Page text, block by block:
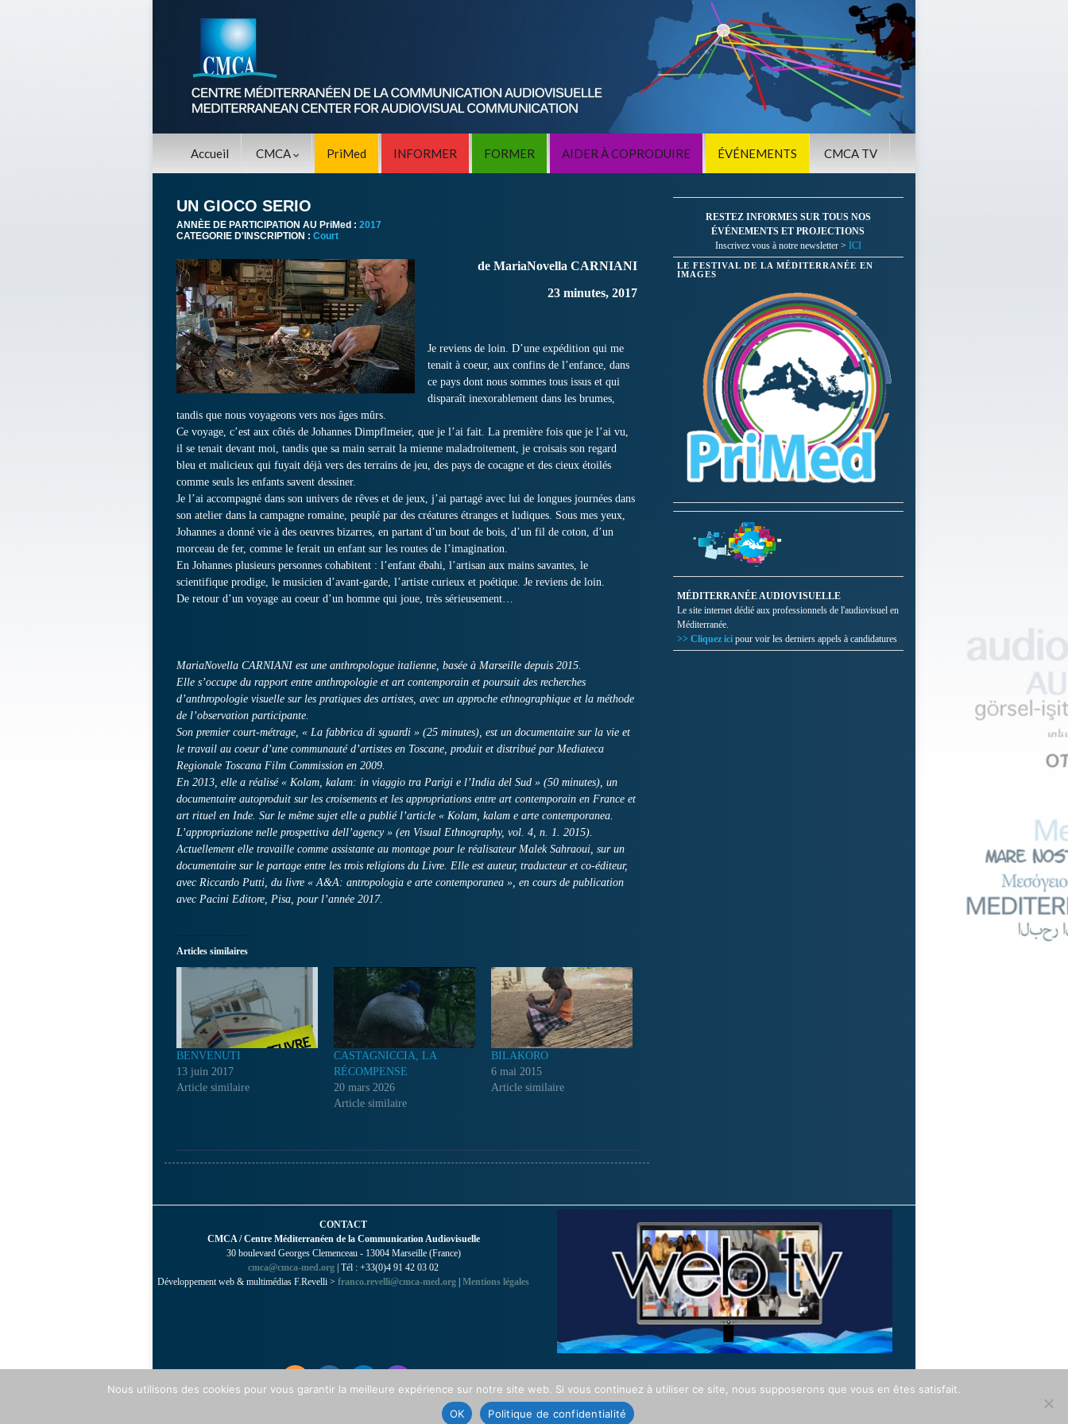
Accueil CMCA PriMed INFORMER FORMER AIDER À COPRODUIRE ÉVÉNEMENTS CMCA TV
UN GIOCO SERIO
ANNÈE DE PARTICIPATION AU PriMed : 2017
CATEGORIE D'INSCRIPTION : Court
de MariaNovella CARNIANI
23 minutes, 2017
Je reviens de loin. D’une expédition qui me
tenait à coeur, aux confins de l’enfance, dans
ce pays dont nous sommes tous issus et qui
disparaît inexorablement dans les brumes,
tandis que nous voyageons vers nos âges mûrs.
Ce voyage, c’est aux côtés de Johannes Dimpflmeier, que je l’ai fait. La première fois que je l’ai vu,
il se tenait devant moi, tandis que sa main serrait la mienne maladroitement, je croisais son regard
bleu et malicieux qui fuyait déjà vers des terrains de jeu, des pays de cocagne et des cieux étoilés
comme seuls les enfants savent dessiner.
Je l’ai accompagné dans son univers de rêves et de jeux, j’ai partagé avec lui de longues journées dans
son atelier dans la campagne romaine, peuplé par des créatures étranges et ludiques. Sous mes yeux,
Johannes a donné vie à des oeuvres bizarres, en partant d’un bout de bois, d’un fil de coton, d’un
morceau de fer, comme le ferait un enfant sur les routes de l’imagination.
En Johannes plusieurs personnes cohabitent : l’enfant ébahi, l’artisan aux mains savantes, le
scientifique prodige, le musicien d’avant-garde, l’artiste curieux et poétique. Je reviens de loin.
De retour d’un voyage au coeur d’un homme qui joue, très sérieusement…
MariaNovella CARNIANI est une anthropologue italienne, basée à Marseille depuis 2015.
Elle s’occupe du rapport entre anthropologie et art contemporain et poursuit des recherches
d’anthropologie visuelle sur les pratiques des artistes, avec un approche ethnographique et la méthode
de l’observation participante.
Son premier court-métrage, « La fabbrica di sguardi » (25 minutes), est un documentaire sur la vie et
le travail au coeur d’une communauté d’artistes en Toscane, produit et distribué par Mediateca
Regionale Toscana Film Commission en 2009.
En 2013, elle a réalisé « Kolam, kalam: in viaggio tra Parigi e l’India del Sud » (50 minutes), un
documentaire autoproduit sur les croisements et les appropriations entre art contemporain en France et
art rituel en Inde. Sur le même sujet elle a publié l’article « Kolam, kalam e arte contemporanea.
L’appropriazione nelle prospettiva dell’agency » (en Visual Ethnography, vol. 4, n. 1. 2015).
Actuellement elle travaille comme assistante au montage pour le réalisateur Malek Sahraoui, sur un
documentaire sur le partage entre les trois religions du Livre. Elle est auteur, traducteur et co-éditeur,
avec Riccardo Putti, du livre « A&A: antropologia e arte contemporanea », en cours de publication
avec Pacini Editore, Pisa, pour l’année 2017.
Articles similaires
BENVENUTI
13 juin 2017
Article similaire
CASTAGNICCIA, LA
RÉCOMPENSE
20 mars 2026
Article similaire
BILAKORO
6 mai 2015
Article similaire
RESTEZ INFORMES SUR TOUS NOS
ÉVÉNEMENTS ET PROJECTIONS
Inscrivez vous à notre newsletter > ICI
LE FESTIVAL DE LA MÉDITERRANÉE EN
IMAGES
MÉDITERRANÉE AUDIOVISUELLE
Le site internet dédié aux professionnels de l'audiovisuel en
Méditerranée.
>> Cliquez ici pour voir les derniers appels à candidatures
CONTACT
CMCA / Centre Méditerranéen de la Communication Audiovisuelle
30 boulevard Georges Clemenceau - 13004 Marseille (France)
cmca@cmca-med.org | Tél : +33(0)4 91 42 03 02
Développement web & multimédias F.Revelli > franco.revelli@cmca-med.org | Mentions légales
Nous utilisons des cookies pour vous garantir la meilleure expérience sur notre site web. Si vous continuez à utiliser ce site, nous supposerons que vous en êtes satisfait.
OK
Politique de confidentialité